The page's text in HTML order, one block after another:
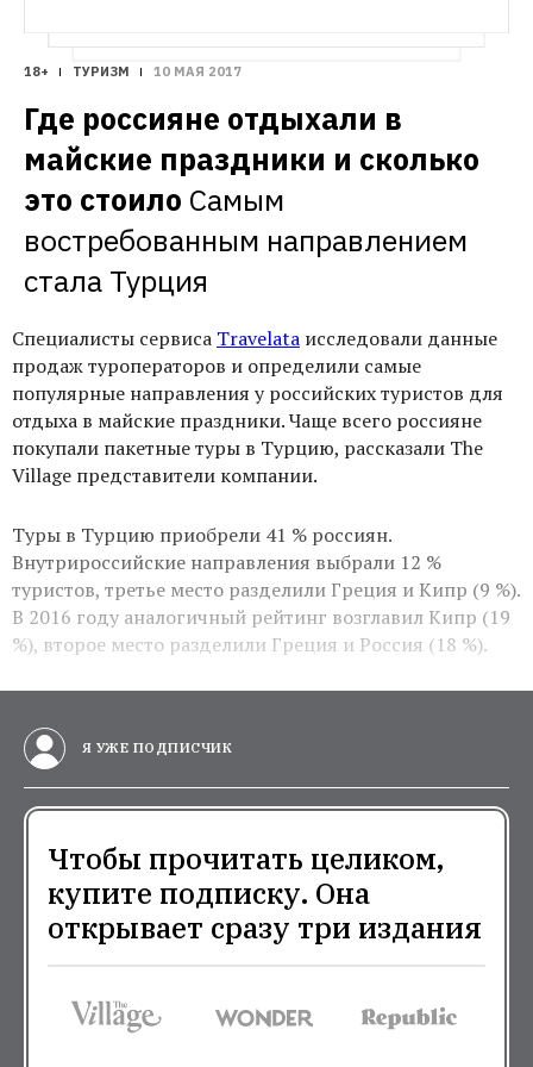
18+ ТУРИЗМ 10 МАЯ 2017
Где россияне отдыхали в
майские праздники и сколько
это стоило Самым
востребованным направлением
стала Турция
Специалисты сервиса Travelata исследовали данные
продаж туроператоров и определили самые
популярные направления у российских туристов для
отдыха в майские праздники. Чаще всего россияне
покупали пакетные туры в Турцию, рассказали The
Village представители компании.
Туры в Турцию приобрели 41 % россиян.
Внутрироссийские направления выбрали 12 %
туристов, третье место разделили Греция и Кипр (9 %).
В 2016 году аналогичный рейтинг возглавил Кипр (19
%), второе место разделили Греция и Россия (18 %).
Я УЖЕ ПОДПИСЧИК
Чтобы прочитать целиком,
купите подписку. Она
открывает сразу три издания